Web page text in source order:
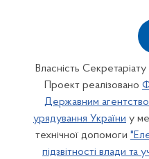
Власність Секретаріату
Проект реалізовано
Державним
урядування України у
технічної допомоги
підзвітності влади та